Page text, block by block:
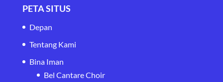
PETA SITUS
Depan
Tentang Kami
Bina Iman
Bel Cantare Choir